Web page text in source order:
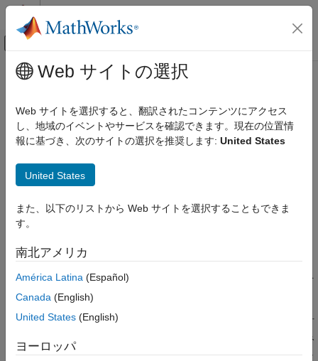
コンテンツへスキップ
オフキャンバス ナビゲーション メ
ドキュメンテーションのホーム
コード検証
Polyspace Bug Finder
Polyspace Bug Finder の結果
MISRA C:2023 命令およびルール
項目一覧
説明
例
チェック情報
参考
メインコンテンツ
MISRA C:2023 Rule 7.4
A string literal shall not be assigned to an object unless the
object’s type is “pointer to const-qualified char”
このページをすべて展開する
説明
A string literal shall not be assigned to an object unless the
object’s type is “pointer to const-qualified char”
根拠
このルールにより文字列リテラルの変更を許可するような代入を
回避します。
文字列リテラルを変更しようとすると未定義の動作が発生する可
能性があります。たとえば、実装の一部で文字列リテラルを読み
取り専用メモリに保存できるとします。文字列リテラルを変更し
Web サイトの選択
Web サイトを選択すると、翻訳されたコンテンツにアクセス
し、地域のイベントやサービスを確認できます。現在の位置情
報に基づき、次のサイトの選択を推奨します: United States
United States
また、以下のリストから Web サイトを選択することもできま
す。
南北アメリカ
América Latina (Español)
Canada (English)
United States (English)
ヨーロッパ